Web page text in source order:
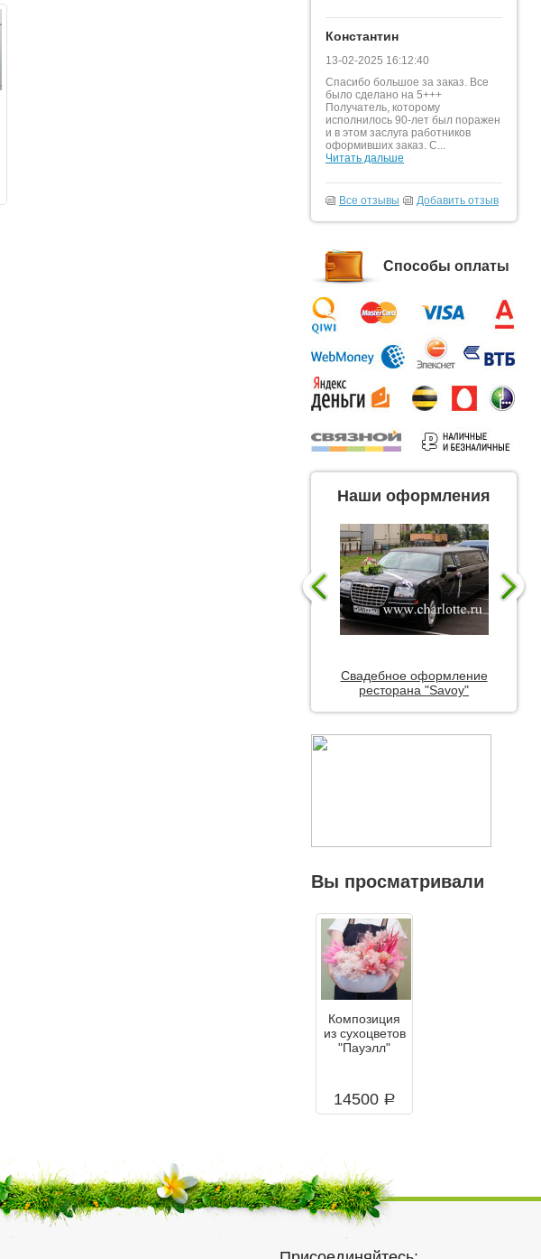
Константин
13-02-2025 16:12:40
Спасибо большое за заказ. Все
было сделано на 5+++
Получатель, которому
исполнилось 90-лет был поражен
и в этом заслуга работников
оформивших заказ. С...
Читать дальше
Все отзывы Добавить отзыв
Способы оплаты
Наши оформления
Свадебное оформление
ресторана "Savoy"
Вы просматривали
Композиция
из сухоцветов
"Пауэлл"
14500 a